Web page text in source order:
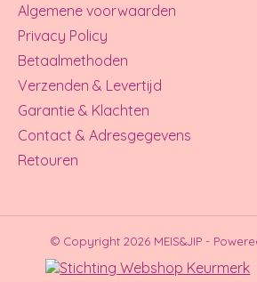
Algemene voorwaarden
Privacy Policy
Betaalmethoden
Verzenden & Levertijd
Garantie & Klachten
Contact & Adresgegevens
Retouren
© Copyright 2026 MEIS&JIP -